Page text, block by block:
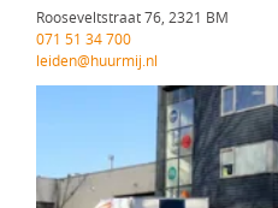
Rooseveltstraat 76, 2321 BM
071 51 34 700
leiden@huurmij.nl